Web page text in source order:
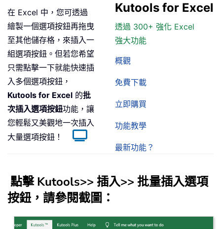
Kutools for Excel
透過 300+ 強化 Excel
強大功能
概觀
免費下載
立即購買
功能教學
最新功能？
在 Excel 中，您可透過
繪製一個選項按鈕再拖曳
至其他儲存格，來插入一
組選項按鈕。但若您希望
只需點擊一下就能快速插
入多個選項按鈕，
Kutools for Excel 的批
次插入選項按鈕功能，讓
您輕鬆又美觀地一次插入
大量選項按鈕！
點擊Kutools>> 插入>> 批量插入選項
按鈕 ，請參閱截圖：